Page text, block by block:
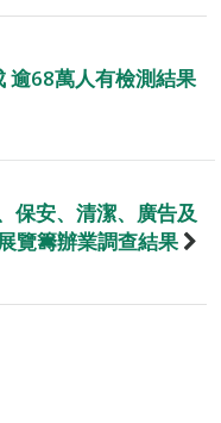
逾68萬人有檢測結果
保安、清潔、廣告及
覽籌辦業調查結果